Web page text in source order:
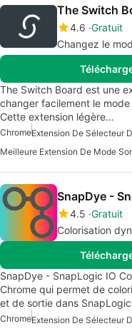
The Switch
4.6 Gratuit
Changez le
The Switch Board est une
changer facilement le
Cette extension légère…
Chrome
SnapDye -
4.5 Gratuit
Colorisation
SnapDye - SnapLogic IO
Chrome qui permet de
et de sortie dans
Chrome